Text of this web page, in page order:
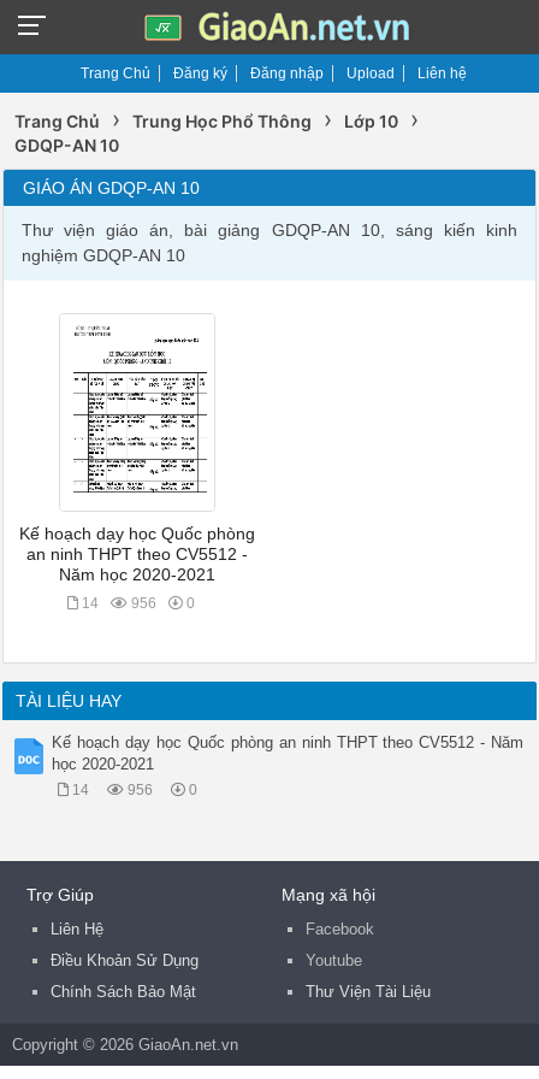
Trang Chủ Đăng ký Đăng nhập Upload Liên hệ
Trang Chủ › Trung Học Phổ Thông › Lớp 10 ›
GDQP-AN 10
GIÁO ÁN GDQP-AN 10
Thư viện giáo án, bài giảng GDQP-AN 10, sáng kiến kinh
nghiệm GDQP-AN 10
Kế hoạch dạy học Quốc phòng
an ninh THPT theo CV5512 -
Năm học 2020-2021
14 956 0
TÀI LIỆU HAY
Kế hoạch dạy học Quốc phòng an ninh THPT theo CV5512 - Năm
học 2020-2021
14 956 0
Trợ Giúp
Liên Hệ
Điều Khoản Sử Dụng
Chính Sách Bảo Mật
Mạng xã hội
Facebook
Youtube
Thư Viện Tài Liệu
Copyright © 2026 GiaoAn.net.vn